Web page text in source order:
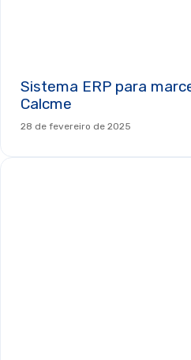
Sistema ERP para
Calcme
28 de fevereiro de 2025